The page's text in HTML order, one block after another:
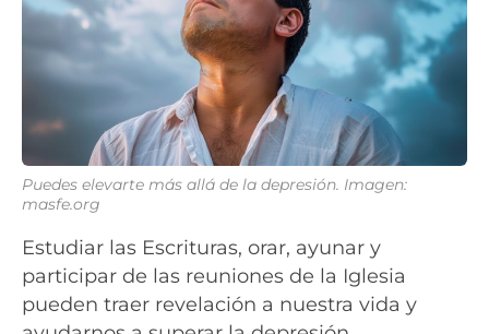
Puedes elevarte más allá de la depresión. Imagen:
masfe.org
Estudiar las Escrituras, orar, ayunar y
participar de las reuniones de la Iglesia
pueden traer revelación a nuestra vida y